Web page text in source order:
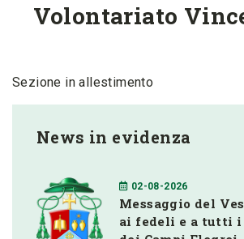
Volontariato
Sezione in allestimento
News in evidenza
02-08-2026
Messaggio del
ai fedeli e a tutti